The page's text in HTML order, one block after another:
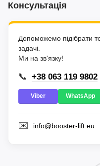
Консультація
Допоможемо підібрати
задачі.
Ми на зв'язку!
📞 +38 063 119 9802
Viber WhatsApp
✉️ info@booster-lift.eu